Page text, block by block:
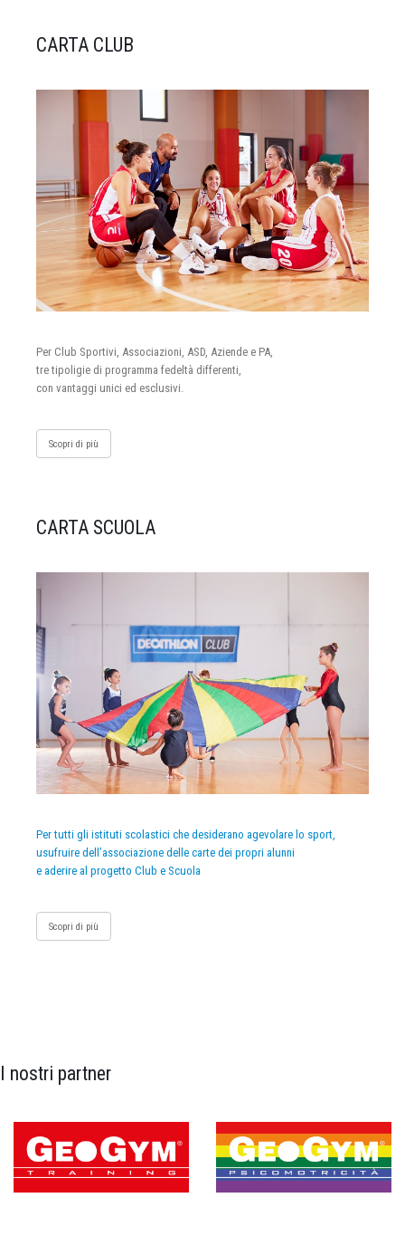
CARTA CLUB
Per Club Sportivi, Associazioni, ASD, Aziende e PA,
tre tipoligie di programma fedeltà differenti,
con vantaggi unici ed esclusivi.
Scopri di più
CARTA SCUOLA
Per tutti gli istituti scolastici che desiderano agevolare lo sport,
usufruire dell’associazione delle carte dei propri alunni
e aderire al progetto Club e Scuola
Scopri di più
I nostri partner